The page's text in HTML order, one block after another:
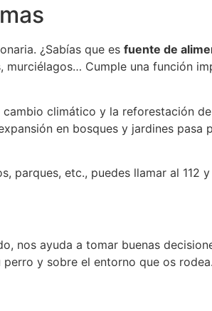
¿Sabías que es fuente de
Cumple una función
climático y la reforestación
en bosques y jardines pasa
parques, etc., puedes llamar al 112
nos ayuda a tomar buenas
y sobre el entorno que os rodea.